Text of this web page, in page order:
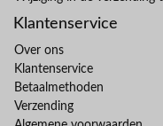
Klantenservice
Over ons
Klantenservice
Betaalmethoden
Verzending